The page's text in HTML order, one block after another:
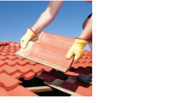
Руководство
расчету
металлочерепицы
для
кровли